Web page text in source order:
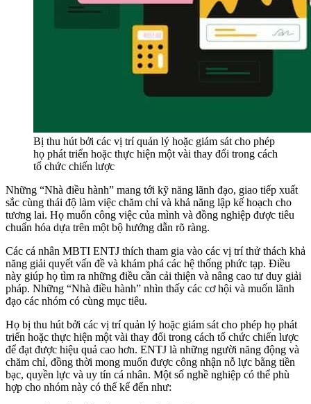
Bị thu hút bởi các vị trí quản lý hoặc giám sát cho phép
họ phát triển hoặc thực hiện một vài thay đổi trong cách
tổ chức chiến lược
Những “Nhà điều hành” mang tới kỹ năng lãnh đạo, giao tiếp xuất
sắc cùng thái độ làm việc chăm chỉ và khả năng lập kế hoạch cho
tương lai. Họ muốn công việc của mình và đồng nghiệp được tiêu
chuẩn hóa dựa trên một bộ hướng dẫn rõ ràng.
Các cá nhân MBTI ENTJ thích tham gia vào các vị trí thử thách khả
năng giải quyết vấn đề và khám phá các hệ thống phức tạp. Điều
này giúp họ tìm ra những điều cần cải thiện và nâng cao tư duy giải
pháp. Những “Nhà điều hành” nhìn thấy các cơ hội và muốn lãnh
đạo các nhóm có cùng mục tiêu.
Họ bị thu hút bởi các vị trí quản lý hoặc giám sát cho phép họ phát
triển hoặc thực hiện một vài thay đổi trong cách tổ chức chiến lược
để đạt được hiệu quả cao hơn. ENTJ là những người năng động và
chăm chỉ, đồng thời mong muốn được công nhận nỗ lực bằng tiền
bạc, quyền lực và uy tín cá nhân. Một số nghề nghiệp có thể phù
hợp cho nhóm này có thể kể đến như: